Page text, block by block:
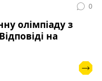
0
олімпіаду з
на